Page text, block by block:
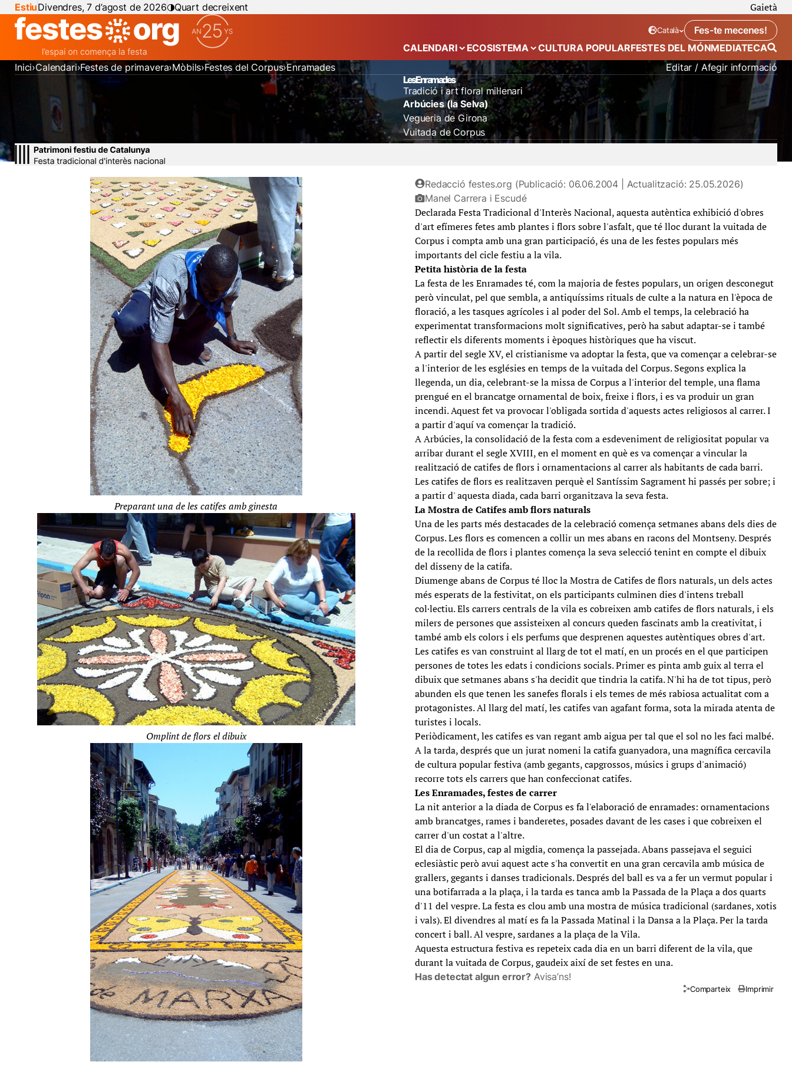
EstiuDivendres, 7 d’agost de 2026 Quart decreixent Gaietà
Idioma seleccionat:
Català
. Canviar idiomaFes-te mecenes!
CALENDARI Mostra el submenú de “Calendari”
ECOSISTEMA Mostra el submenú de “Ecosistema”
CULTURA POPULARFESTES DEL MÓNMEDIATECA
Inici Calendari Festes de primavera Mòbils Festes del Corpus Enramades
Editar / Afegir informació
Les Enramades
Tradició i art floral mil·lenari
Arbúcies (la Selva)
Vegueria de Girona
Vuitada de Corpus
catifes de flors corpus floral enramades
Redacció festes.org (Publicació: 06.06.2004 | Actualització: 25.05.2026)
Manel Carrera i Escudé
Declarada Festa Tradicional d'Interès Nacional, aquesta autèntica exhibició d'obres
d'art efímeres fetes amb plantes i flors sobre l'asfalt, que té lloc durant la vuitada de
Corpus i compta amb una gran participació, és una de les festes populars més
importants del cicle festiu a la vila.
Petita història de la festa
La festa de les Enramades té, com la majoria de festes populars, un origen desconegut
però vinculat, pel que sembla, a antiquíssims rituals de culte a la natura en l'època de
floració, a les tasques agrícoles i al poder del Sol. Amb el temps, la celebració ha
experimentat transformacions molt significatives, però ha sabut adaptar-se i també
reflectir els diferents moments i èpoques històriques que ha viscut.
A partir del segle XV, el cristianisme va adoptar la festa, que va començar a celebrar-se
a l'interior de les esglésies en temps de la vuitada del Corpus. Segons explica la
llegenda, un dia, celebrant-se la missa de Corpus a l'interior del temple, una flama
prengué en el brancatge ornamental de boix, freixe i flors, i es va produir un gran
incendi. Aquest fet va provocar l'obligada sortida d'aquests actes religiosos al carrer. I
a partir d'aquí va començar la tradició.
A Arbúcies, la consolidació de la festa com a esdeveniment de religiositat popular va
arribar durant el segle XVIII, en el moment en què es va començar a vincular la
realització de catifes de flors i ornamentacions al carrer als habitants de cada barri.
Les catifes de flors es realitzaven perquè el Santíssim Sagrament hi passés per sobre; i
a partir d' aquesta diada, cada barri organitzava la seva festa.
La Mostra de Catifes amb flors naturals
Una de les parts més destacades de la celebració comença setmanes abans dels dies de
Corpus. Les flors es comencen a collir un mes abans en racons del Montseny. Després
de la recollida de flors i plantes comença la seva selecció tenint en compte el dibuix
del disseny de la catifa.
Diumenge abans de Corpus té lloc la Mostra de Catifes de flors naturals, un dels actes
més esperats de la festivitat, on els participants culminen dies d'intens treball
col·lectiu. Els carrers centrals de la vila es cobreixen amb catifes de flors naturals, i els
milers de persones que assisteixen al concurs queden fascinats amb la creativitat, i
també amb els colors i els perfums que desprenen aquestes autèntiques obres d'art.
Les catifes es van construint al llarg de tot el matí, en un procés en el que participen
persones de totes les edats i condicions socials. Primer es pinta amb guix al terra el
dibuix que setmanes abans s'ha decidit que tindria la catifa. N'hi ha de tot tipus, però
abunden els que tenen les sanefes florals i els temes de més rabiosa actualitat com a
protagonistes. Al llarg del matí, les catifes van agafant forma, sota la mirada atenta de
turistes i locals.
Periòdicament, les catifes es van regant amb aigua per tal que el sol no les faci malbé.
A la tarda, després que un jurat nomeni la catifa guanyadora, una magnífica cercavila
de cultura popular festiva (amb gegants, capgrossos, músics i grups d'animació)
recorre tots els carrers que han confeccionat catifes.
Les Enramades, festes de carrer
La nit anterior a la diada de Corpus es fa l'elaboració de enramades: ornamentacions
amb brancatges, rames i banderetes, posades davant de les cases i que cobreixen el
carrer d'un costat a l'altre.
El dia de Corpus, cap al migdia, comença la passejada. Abans passejava el seguici
eclesiàstic però avui aquest acte s'ha convertit en una gran cercavila amb música de
grallers, gegants i danses tradicionals. Després del ball es va a fer un vermut popular i
una botifarrada a la plaça, i la tarda es tanca amb la Passada de la Plaça a dos quarts
d'11 del vespre. La festa es clou amb una mostra de música tradicional (sardanes, xotis
i vals). El divendres al matí es fa la Passada Matinal i la Dansa a la Plaça. Per la tarda
concert i ball. Al vespre, sardanes a la plaça de la Vila.
Aquesta estructura festiva es repeteix cada dia en un barri diferent de la vila, que
durant la vuitada de Corpus, gaudeix així de set festes en una.
Has detectat algun error? Avisa’ns!
Comparteix Imprimir
Preparant una de les catifes amb ginesta
Omplint de flors el dibuix